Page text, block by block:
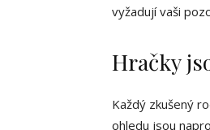
vyžadují vaši
Hračky
Každý zkušený
ohledu jsou